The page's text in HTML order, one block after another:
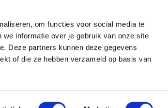
om functies voor social media te
informatie over je gebruik van onze site
Deze partners kunnen deze gegevens
of die ze hebben verzameld op basis van
Meld